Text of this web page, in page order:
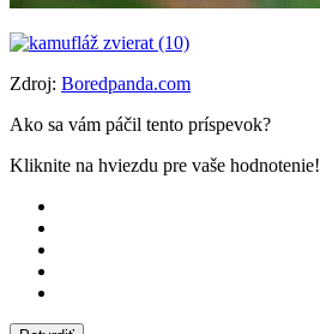
Zdroj: Boredpanda.com
Ako sa vám páčil tento príspevok?
Kliknite na hviezdu pre vaše hodnotenie!